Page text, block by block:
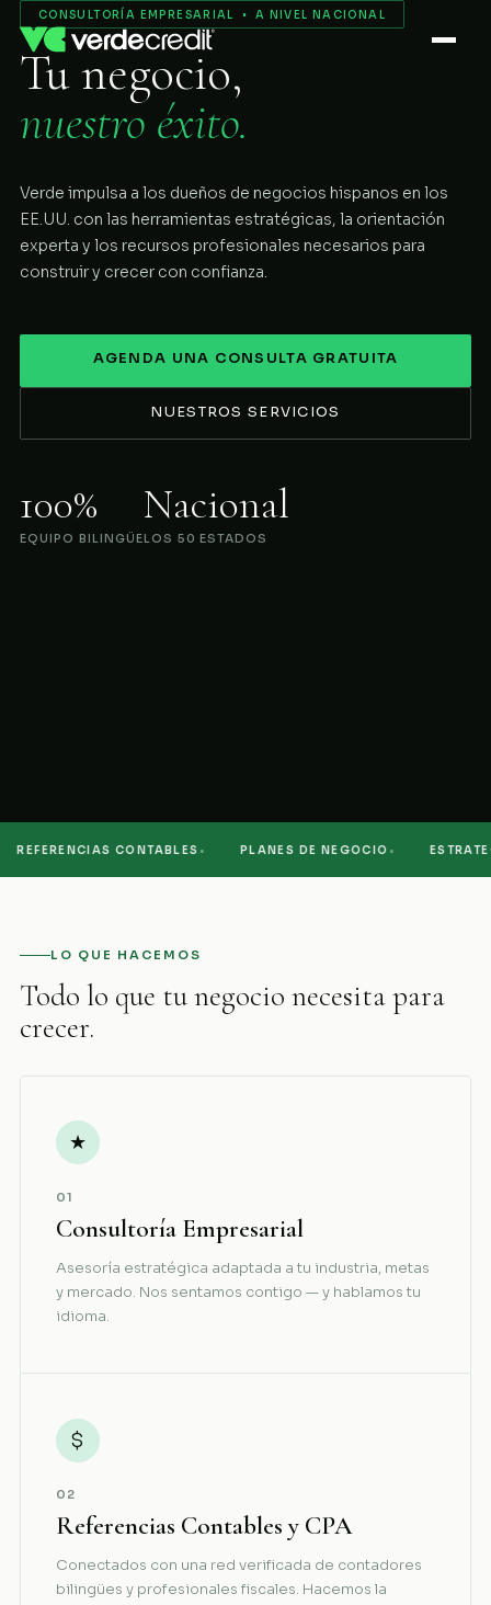
Servicios
Nosotros
Proceso
COMENZAR
CONSULTORÍA EMPRESARIAL • A NIVEL NACIONAL
Tu negocio,
nuestro éxito.
Verde impulsa a los dueños de negocios hispanos en los
EE.UU. con las herramientas estratégicas, la orientación
experta y los recursos profesionales necesarios para
construir y crecer con confianza.
AGENDA UNA CONSULTA GRATUITA
NUESTROS SERVICIOS
100%
EQUIPO BILINGÜE
Nacional
LOS 50 ESTADOS
CONTABLES· PLANES DE NEGOCIO·
LO QUE HACEMOS
Todo lo que tu negocio necesita para
crecer.
★
01
Consultoría Empresarial
Asesoría estratégica adaptada a tu industria, metas
y mercado. Nos sentamos contigo — y hablamos tu
idioma.
$
02
Referencias Contables y CPA
Conectados con una red verificada de contadores
bilingües y profesionales fiscales. Hacemos la